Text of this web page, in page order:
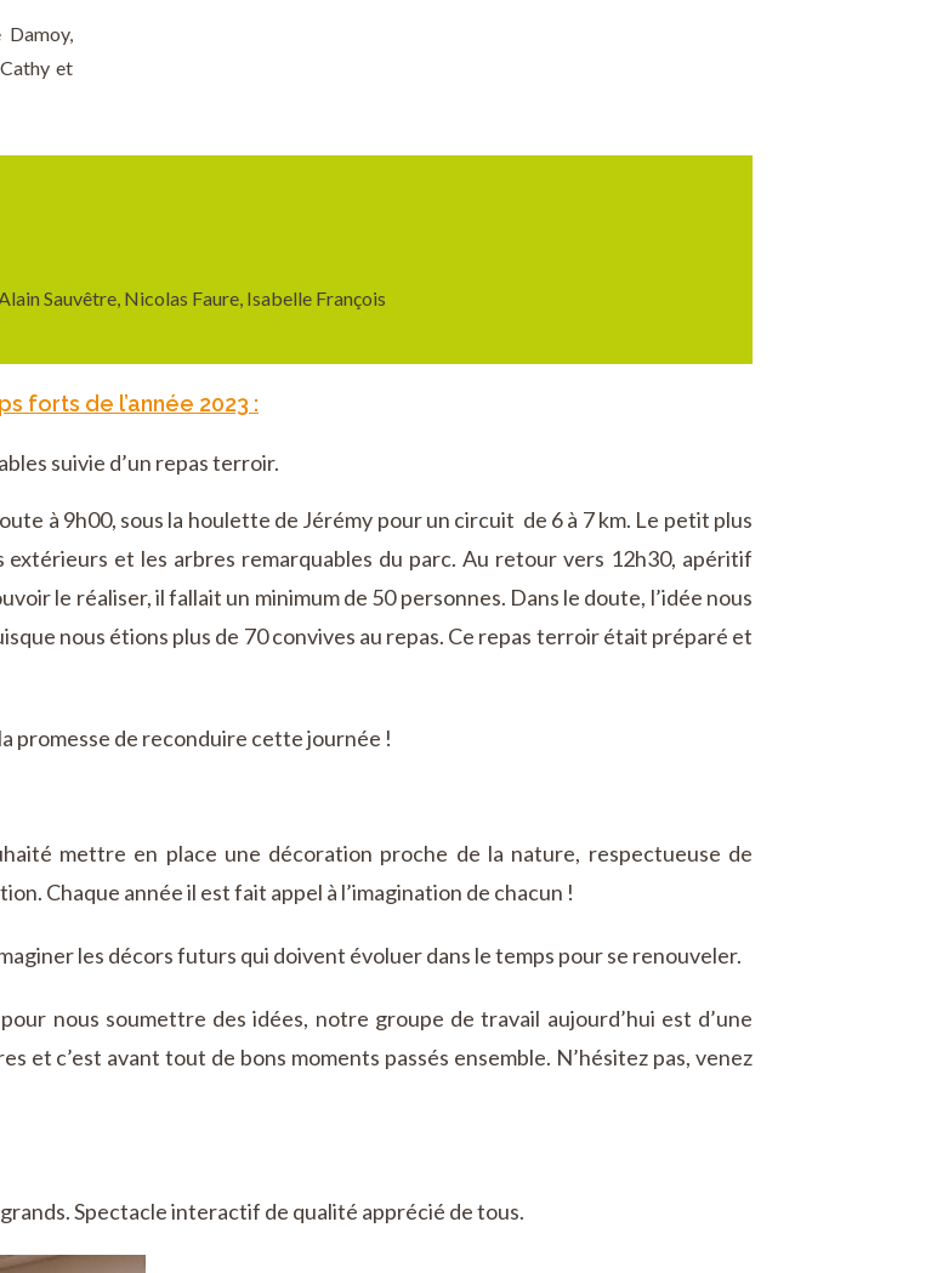
Damoy,
et
Sauvêtre, Nicolas Faure, Isabelle François
forts de l’année 2023 :
suivie d’un repas terroir.
à 9h00, sous la houlette de Jérémy pour un circuit de 6 à 7 km. Le petit plus
et les arbres remarquables du parc. Au retour vers 12h30, apéritif
le réaliser, il fallait un minimum de 50 personnes. Dans le doute, l’idée nous
nous étions plus de 70 convives au repas. Ce repas terroir était préparé et
promesse de reconduire cette journée !
mettre en place une décoration proche de la nature, respectueuse de
Chaque année il est fait appel à l’imagination de chacun !
les décors futurs qui doivent évoluer dans le temps pour se renouveler.
nous soumettre des idées, notre groupe de travail aujourd’hui est d’une
et c’est avant tout de bons moments passés ensemble. N’hésitez pas, venez
Spectacle interactif de qualité apprécié de tous.